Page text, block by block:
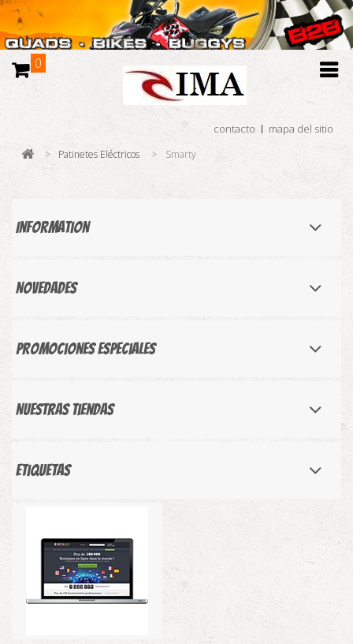
0
contacto mapa del sitio
> Patinetes Eléctricos > Smarty
Information
Novedades
Promociones especiales
Nuestras tiendas
Etiquetas